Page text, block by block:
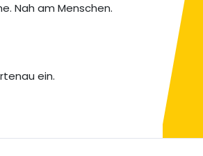
Nah am Menschen.
ein.